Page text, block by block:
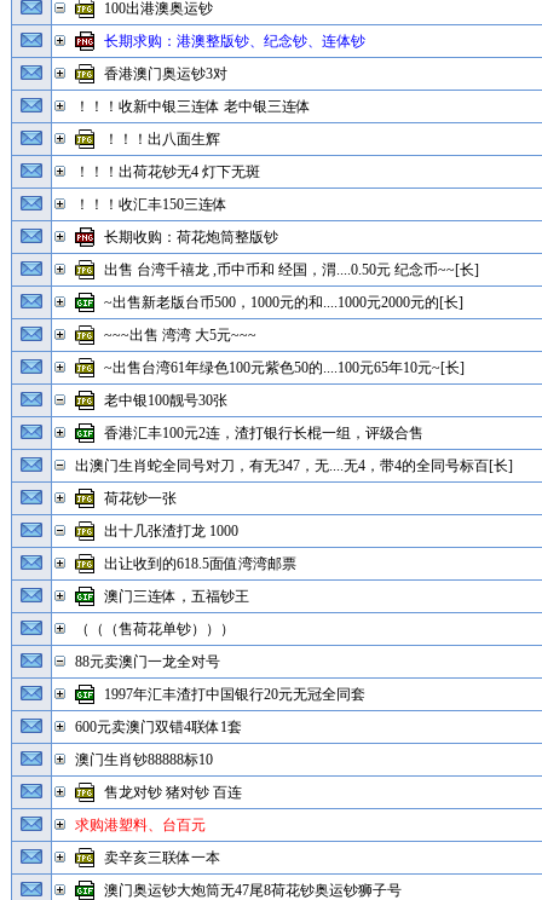
100出港澳奥运钞
长期求购：港澳整版钞、纪念钞、连体钞
香港澳门奥运钞3对
！！！收新中银三连体 老中银三连体
！！！出八面生辉
！！！出荷花钞无4 灯下无斑
！！！收汇丰150三连体
长期收购：荷花炮筒整版钞
出售 台湾千禧龙 ,币中币和 经国，渭....0.50元 纪念币~~[长]
~出售新老版台币500，1000元的和....1000元2000元的[长]
~~~出售 湾湾 大5元~~~
~出售台湾61年绿色100元紫色50的....100元65年10元~[长]
老中银100靓号30张
香港汇丰100元2连，渣打银行长棍一组，评级合售
出澳门生肖蛇全同号对刀，有无347，无....无4，带4的全同号标百[长]
荷花钞一张
出十几张渣打龙 1000
出让收到的618.5面值湾湾邮票
澳门三连体，五福钞王
（（（售荷花单钞）））
88元卖澳门一龙全对号
1997年汇丰渣打中国银行20元无冠全同套
600元卖澳门双错4联体1套
澳门生肖钞88888标10
售龙对钞 猪对钞 百连
求购港塑料、台百元
卖辛亥三联体一本
澳门奥运钞大炮筒无47尾8荷花钞奥运钞狮子号